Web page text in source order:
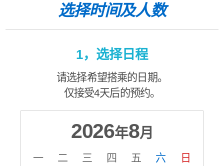
选择时间及人数
1，选择日程
请选择希望搭乘的日期。
仅接受4天后的预约。
2026年8月
一 二 三 四 五 六 日